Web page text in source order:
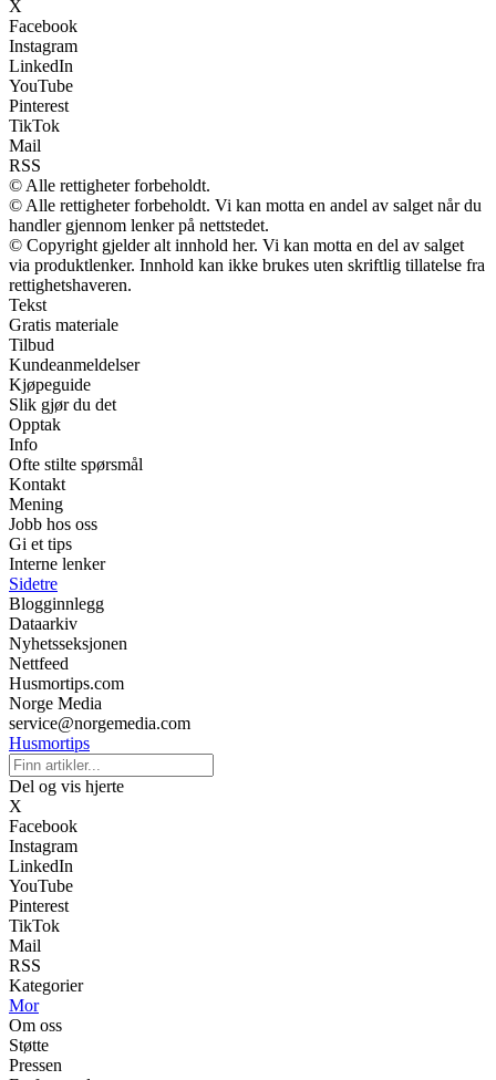
X
Facebook
Instagram
LinkedIn
YouTube
Pinterest
TikTok
Mail
RSS
© Alle rettigheter forbeholdt.
© Alle rettigheter forbeholdt. Vi kan motta en andel av salget når du
handler gjennom lenker på nettstedet.
© Copyright gjelder alt innhold her. Vi kan motta en del av salget
via produktlenker. Innhold kan ikke brukes uten skriftlig tillatelse fra
rettighetshaveren.
Tekst
Gratis materiale
Tilbud
Kundeanmeldelser
Kjøpeguide
Slik gjør du det
Opptak
Info
Ofte stilte spørsmål
Kontakt
Mening
Jobb hos oss
Gi et tips
Interne lenker
Sidetre
Blogginnlegg
Dataarkiv
Nyhetsseksjonen
Nettfeed
Husmortips.com
Norge Media
service@norgemedia.com
Husmortips
Del og vis hjerte
X
Facebook
Instagram
LinkedIn
YouTube
Pinterest
TikTok
Mail
RSS
Kategorier
Mor
Om oss
Støtte
Pressen